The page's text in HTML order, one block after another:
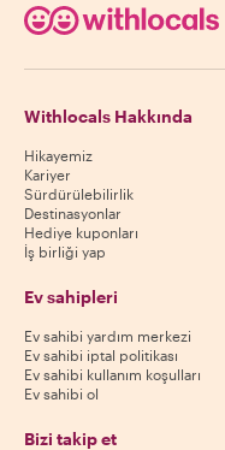
Withlocals Hakkında
Hikayemiz
Kariyer
Sürdürülebilirlik
Destinasyonlar
Hediye kuponları
İş birliği yap
Ev sahipleri
Ev sahibi yardım merkezi
Ev sahibi iptal politikası
Ev sahibi kullanım koşulları
Ev sahibi ol
Bizi takip et